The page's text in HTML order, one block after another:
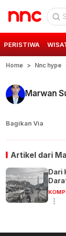
PERISTIWA
Home Nnc hype
Marwan
Bagikan Via
Artikel dari
Dari